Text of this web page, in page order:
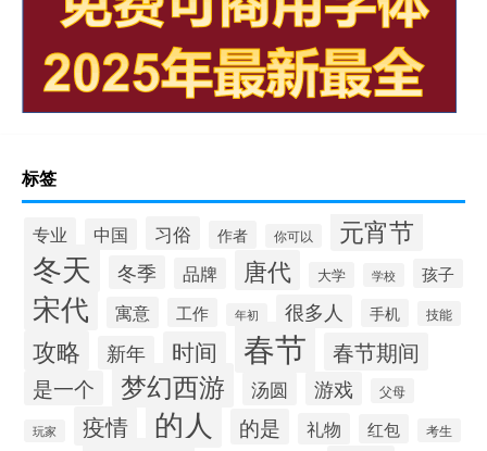
标签
专业 中国 习俗 作者 你可以 元宵节
冬天 冬季 品牌 唐代 大学 学校 孩子
宋代 寓意 工作 年初 很多人 手机 技能
攻略 新年 时间 春节 春节期间
是一个 梦幻西游 汤圆 游戏 父母
玩家 疫情 的人 的是 礼物 红包 考生